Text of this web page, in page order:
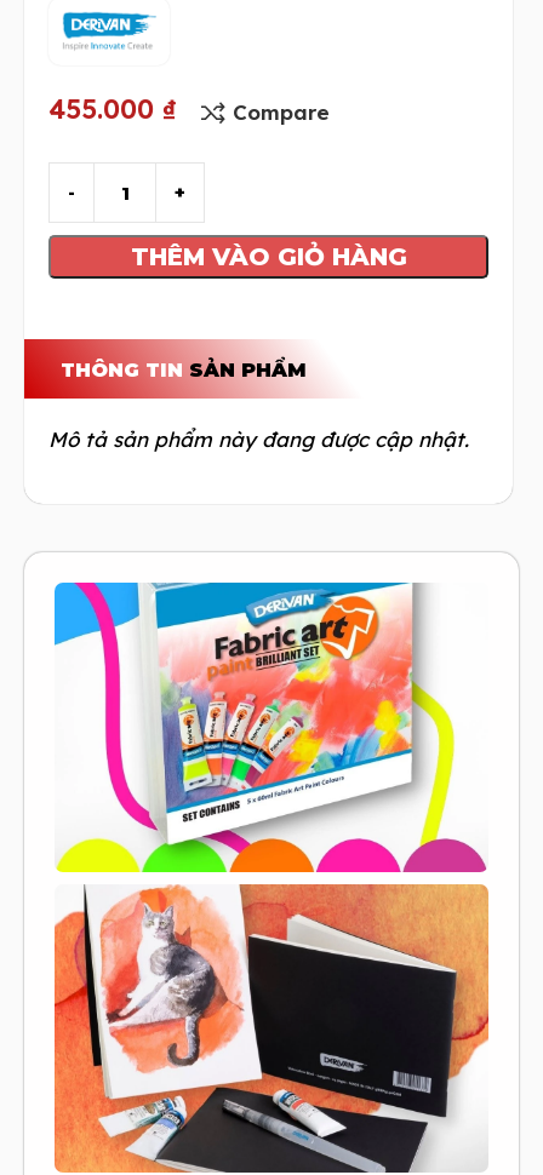
455.000 ₫ Compare
THÊM VÀO GIỎ HÀNG
THÔNG TIN SẢN PHẨM
Mô tả sản phẩm này đang được cập nhật.